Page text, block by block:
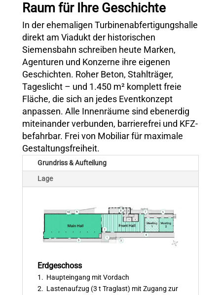
Raum für Ihre Geschichte
In der ehemaligen Turbinenabfertigungshalle
direkt am Viadukt der historischen
Siemensbahn schreiben heute Marken,
Agenturen und Konzerne ihre eigenen
Geschichten. Roher Beton, Stahlträger,
Tageslicht – und 1.450 m² komplett freie
Fläche, die sich an jedes Eventkonzept
anpassen. Alle Innenräume sind ebenerdig
miteinander verbunden, barrierefrei und KFZ-
befahrbar. Frei von Mobiliar für maximale
Gestaltungsfreiheit.
Grundriss & Aufteilung
Lage
Erdgeschoss
1. Haupteingang mit Vordach
2. Lastenaufzug (3 t Traglast) mit Zugang zur